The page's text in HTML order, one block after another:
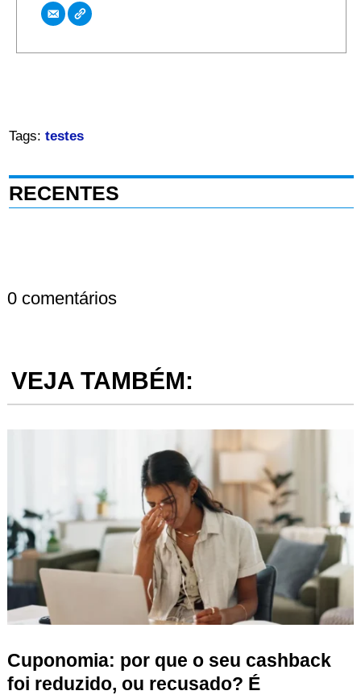
Tags: testes
RECENTES
0 comentários
VEJA TAMBÉM:
Cuponomia: por que o seu cashback
foi reduzido, ou recusado? É